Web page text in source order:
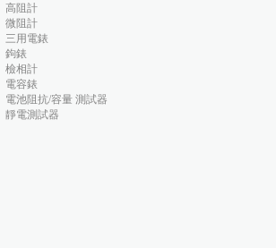
高阻計
微阻計
三用電錶
鉤錶
檢相計
電容錶
電池阻抗/容量 測試器
靜電測試器